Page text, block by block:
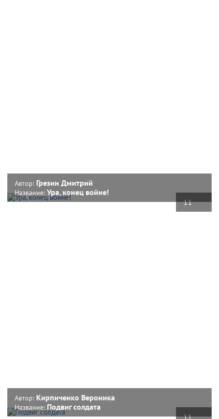
11
Автор: Грезин Дмитрий
Название: Ура, конец войне!
11
Автор: Кирпиченко Вероника
Название: Подвиг солдата